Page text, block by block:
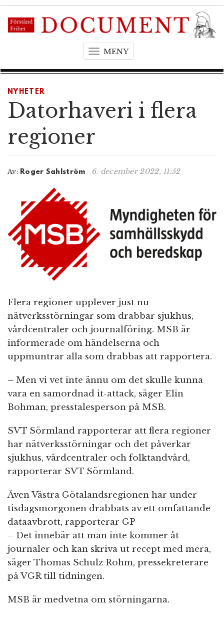
MENYT
g
l
g
o
n
NYHETER
Datorhaveri i flera
regioner
Av: Roger Sahlström 6. december 2022, 11:52
Flera regioner upplever just nu
nätverksstörningar som drabbar sjukhus,
vårdcentraler och journalföring. MSB är
informerade om händelserna och
uppmuntrar alla som drabbas att rapportera.
– Men vi vet inte ännu om det skulle kunna
vara en samordnad it-attack, säger Elin
Bohman, presstalesperson på MSB.
SVT Sörmland rapporterar att flera regioner
har nätverksstörningar och det påverkar
sjukhus, vårdcentraler och folktandvård,
rapporterar SVT Sörmland.
Även Västra Götalandsregionen har under
tisdagsmorgonen drabbats av ett omfattande
dataavbrott, rapporterar GP
– Det innebär att man inte kommer åt
journaler och kan skriva ut recept med mera,
säger Thomas Schulz Rohm, pressekreterare
på VGR till tidningen.
MSB är medvetna om störningarna.